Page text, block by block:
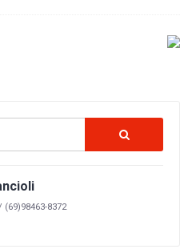
(69)98463-8372